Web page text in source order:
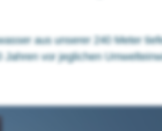
aus unserer 240 Meter
vor jeglichen